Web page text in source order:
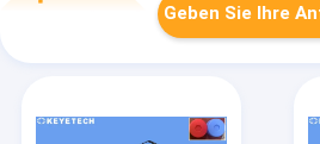
Geben Sie Ihre